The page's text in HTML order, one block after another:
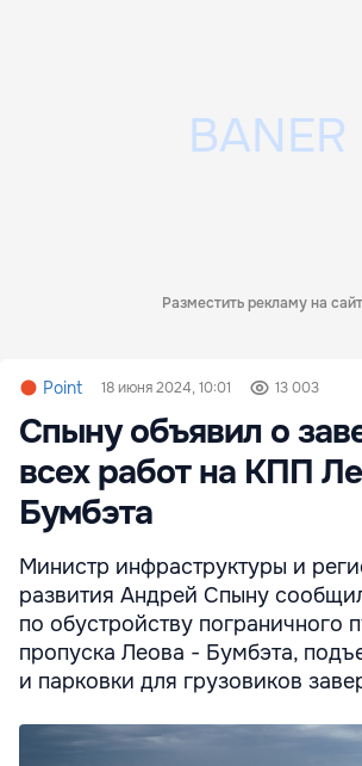
Разместить рекламу на
Point 18 июня 2024, 10:01 13 003
Спыну объявил о
всех работ на КПП
Бумбэта
Министр инфраструктуры и
развития Андрей Спыну
по обустройству пограничного
пропуска Леова - Бумбэта,
и парковки для грузовиков